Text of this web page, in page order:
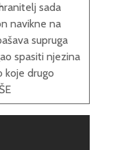
sada
navikne na
supruga
spasiti njezina
koje drugo